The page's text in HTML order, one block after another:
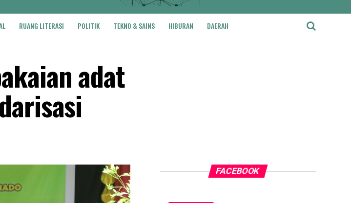
RUANG LITERASI POLITIK TEKNO & SAINS HIBURAN DAERAH
adat
FACEBOOK